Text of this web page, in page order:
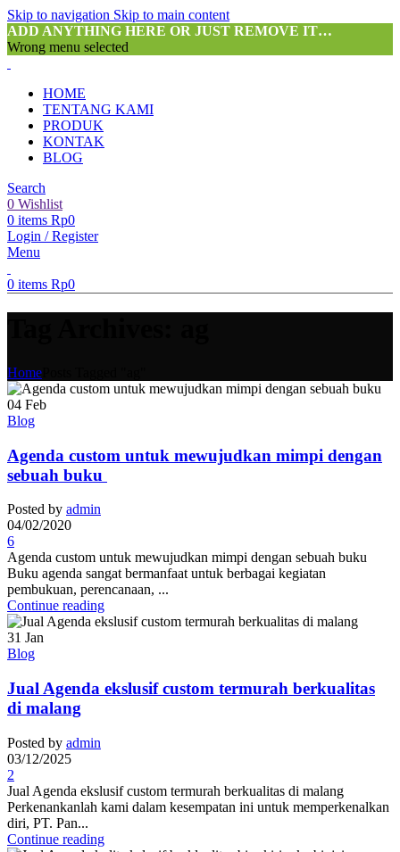
Skip to navigation Skip to main content
ADD ANYTHING HERE OR JUST REMOVE IT…
Wrong menu selected
HOME
TENTANG KAMI
PRODUK
KONTAK
BLOG
Search
0 Wishlist
0 items Rp0
Login / Register
Menu
0 items Rp0
Home
04 Feb
Blog
Agenda custom untuk mewujudkan mimpi dengan
sebuah buku
Posted by admin
04/02/2020
6
Agenda custom untuk mewujudkan mimpi dengan sebuah buku
Buku agenda sangat bermanfaat untuk berbagai kegiatan
pembukuan, perencanaan, ...
Continue reading
31 Jan
Blog
Jual Agenda ekslusif custom termurah berkualitas
di malang
Posted by admin
03/12/2025
2
Jual Agenda ekslusif custom termurah berkualitas di malang
Perkenankanlah kami dalam kesempatan ini untuk memperkenalkan
diri, PT. Pan...
Continue reading